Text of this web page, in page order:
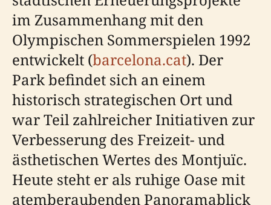
im Zusammenhang mit den
Olympischen Sommerspielen 1992
entwickelt (barcelona.cat). Der
Park befindet sich an einem
historisch strategischen Ort und
war Teil zahlreicher Initiativen zur
Verbesserung des Freizeit- und
ästhetischen Wertes des Montjuïc.
Heute steht er als ruhige Oase mit
atemberaubenden Panoramablick